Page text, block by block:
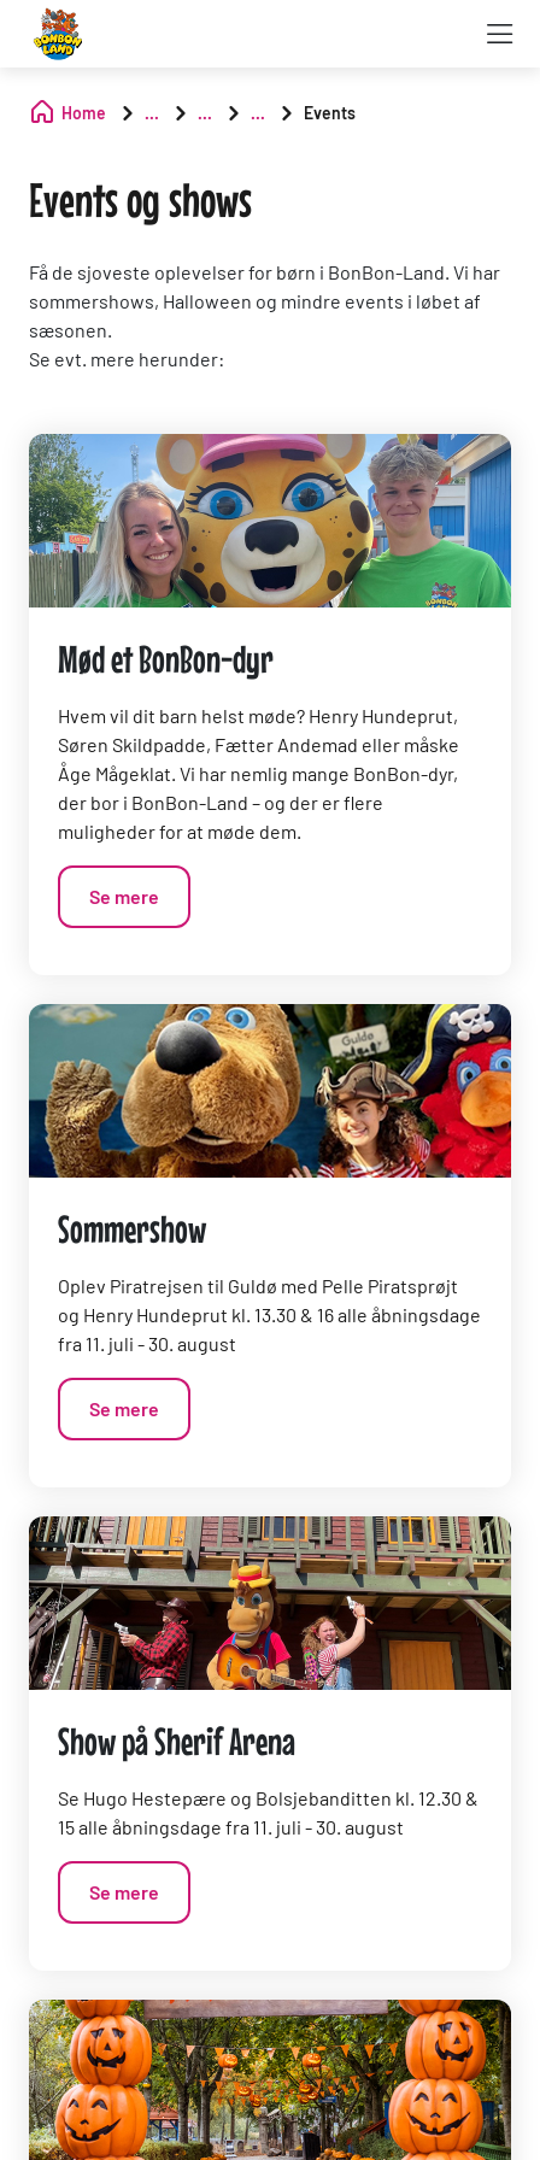
Home ... ... ... Events
Events og shows
Få de sjoveste oplevelser for børn i BonBon-Land. Vi har
sommershows, Halloween og mindre events i løbet af
sæsonen.
Se evt. mere herunder:
Mød et BonBon-dyr
Hvem vil dit barn helst møde? Henry Hundeprut,
Søren Skildpadde, Fætter Andemad eller måske
Åge Mågeklat. Vi har nemlig mange BonBon-dyr,
der bor i BonBon-Land – og der er flere
muligheder for at møde dem.
Se mere
Sommershow
Oplev Piratrejsen til Guldø med Pelle Piratsprøjt
og Henry Hundeprut kl. 13.30 & 16 alle åbningsdage
fra 11. juli - 30. august
Se mere
Show på Sherif Arena
Se Hugo Hestepære og Bolsjebanditten kl. 12.30 &
15 alle åbningsdage fra 11. juli - 30. august
Se mere